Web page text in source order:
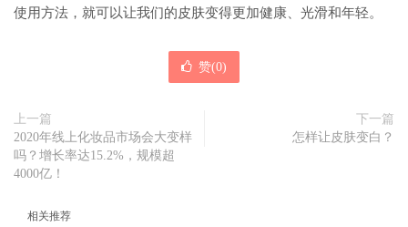
使用方法，就可以让我们的皮肤变得更加健康、光滑和年轻。
赞(0)
上一篇
2020年线上化妆品市场会大变样
吗？增长率达15.2%，规模超
4000亿！
下一篇
怎样让皮肤变白？
相关推荐